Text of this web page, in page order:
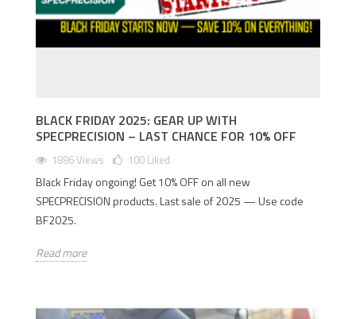
BLACK FRIDAY 2025: GEAR UP WITH
SPECPRECISION – LAST CHANCE FOR 10% OFF
1886 Views 100 Liked
Black Friday ongoing! Get 10% OFF on all new
SPECPRECISION products. Last sale of 2025 — Use code
BF2025.
Read more